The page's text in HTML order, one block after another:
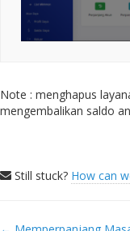
Note : menghapus
mengembalikan saldo
Still stuck? How can